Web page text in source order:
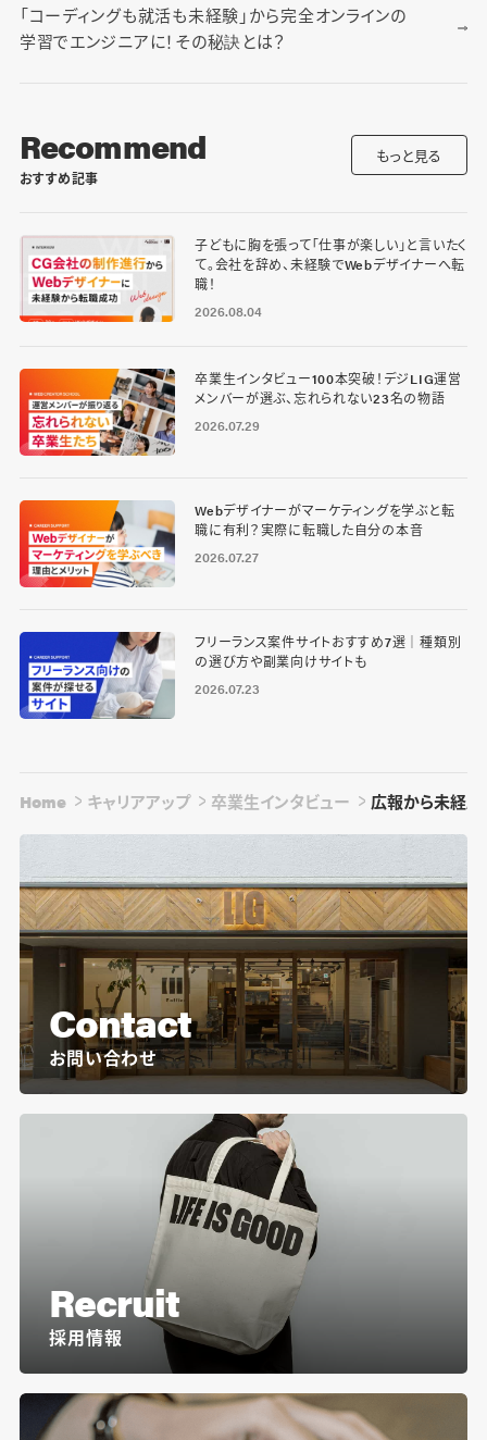
「コーディングも就活も未経験」から完全オンラインの
学習でエンジニアに！その秘訣とは？
Recommend
おすすめ記事
もっと見る
子どもに胸を張って「仕事が楽しい」と言いたく
て。会社を辞め、未経験でWebデザイナーへ転
職！
2026.08.04
卒業生インタビュー100本突破！デジLIG運営
メンバーが選ぶ、忘れられない23名の物語
2026.07.29
Webデザイナーがマーケティングを学ぶと転
職に有利？実際に転職した自分の本音
2026.07.27
フリーランス案件サイトおすすめ7選｜種類別
の選び方や副業向けサイトも
2026.07.23
Home キャリアアップ 卒業生インタビュー 広報から未経験
Contact
お問い合わせ
Recruit
採用情報